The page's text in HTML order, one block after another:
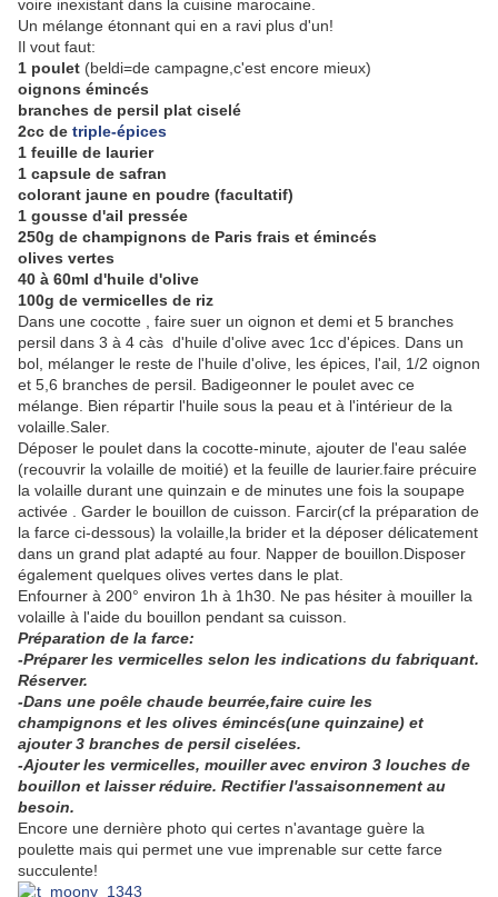
voire inexistant dans la cuisine marocaine.
Un mélange étonnant qui en a ravi plus d'un!
Il vout faut:
1 poulet (beldi=de campagne,c'est encore mieux)
oignons émincés
branches de persil plat ciselé
2cc de triple-épices
1 feuille de laurier
1 capsule de safran
colorant jaune en poudre (facultatif)
1 gousse d'ail pressée
250g de champignons de Paris frais et émincés
olives vertes
40 à 60ml d'huile d'olive
100g de vermicelles de riz
Dans une cocotte , faire suer un oignon et demi et 5 branches
persil dans 3 à 4 càs d'huile d'olive avec 1cc d'épices. Dans un
bol, mélanger le reste de l'huile d'olive, les épices, l'ail, 1/2 oignon
et 5,6 branches de persil. Badigeonner le poulet avec ce
mélange. Bien répartir l'huile sous la peau et à l'intérieur de la
volaille.Saler.
Déposer le poulet dans la cocotte-minute, ajouter de l'eau salée
(recouvrir la volaille de moitié) et la feuille de laurier.faire précuire
la volaille durant une quinzain e de minutes une fois la soupape
activée . Garder le bouillon de cuisson. Farcir(cf la préparation de
la farce ci-dessous) la volaille,la brider et la déposer délicatement
dans un grand plat adapté au four. Napper de bouillon.Disposer
également quelques olives vertes dans le plat.
Enfourner à 200° environ 1h à 1h30. Ne pas hésiter à mouiller la
volaille à l'aide du bouillon pendant sa cuisson.
Préparation de la farce:
-Préparer les vermicelles selon les indications du fabriquant.
Réserver.
-Dans une poêle chaude beurrée,faire cuire les
champignons et les olives émincés(une quinzaine) et
ajouter 3 branches de persil ciselées.
-Ajouter les vermicelles, mouiller avec environ 3 louches de
bouillon et laisser réduire. Rectifier l'assaisonnement au
besoin.
Encore une dernière photo qui certes n'avantage guère la
poulette mais qui permet une vue imprenable sur cette farce
succulente!